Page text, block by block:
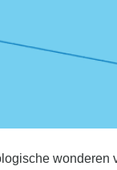
wonderen